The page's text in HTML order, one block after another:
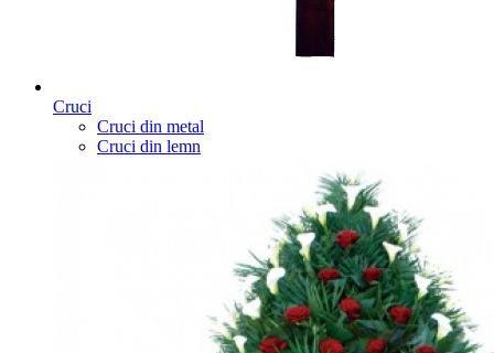
Cruci
Cruci din metal
Cruci din lemn